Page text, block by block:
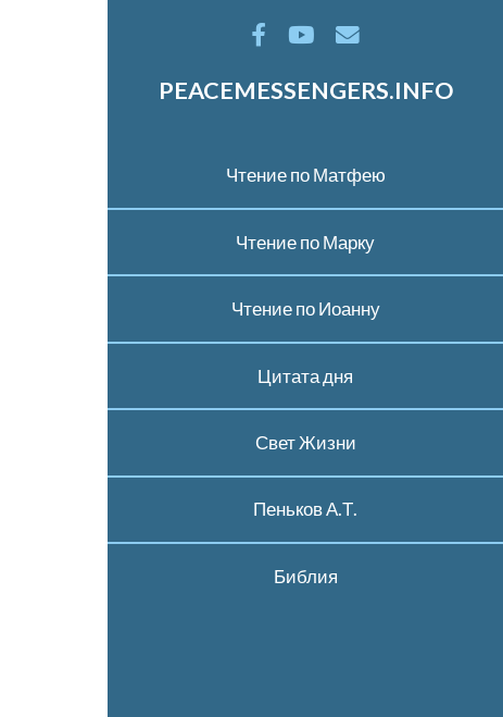
PEACEMESSENGERS.INFO
Чтение по Матфею
Чтение по Марку
Чтение по Иоанну
Цитата дня
Свет Жизни
Пеньков А.Т.
Библия